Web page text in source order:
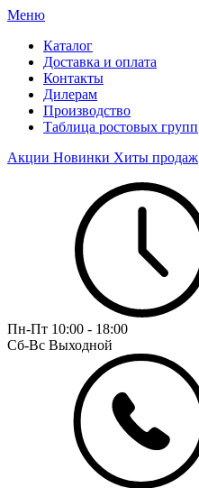
Меню
Каталог
Доставка и оплата
Контакты
Дилерам
Производство
Таблица ростовых групп
Акции Новинки Хиты продаж
Пн-Пт 10:00 - 18:00
Сб-Вс Выходной